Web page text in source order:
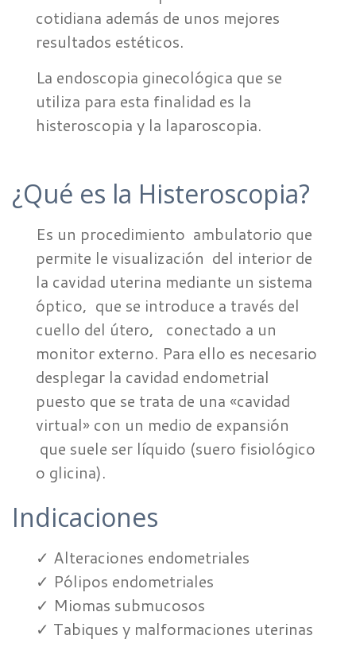
cotidiana además de unos mejores
resultados estéticos.
La endoscopia ginecológica que se
utiliza para esta finalidad es la
histeroscopia y la laparoscopia.
¿Qué es la Histeroscopia?
Es un procedimiento ambulatorio que
permite le visualización del interior de
la cavidad uterina mediante un sistema
óptico, que se introduce a través del
cuello del útero, conectado a un
monitor externo. Para ello es necesario
desplegar la cavidad endometrial
puesto que se trata de una «cavidad
virtual» con un medio de expansión
que suele ser líquido (suero fisiológico
o glicina).
Indicaciones
✓ Alteraciones endometriales
✓ Pólipos endometriales
✓ Miomas submucosos
✓ Tabiques y malformaciones uterinas